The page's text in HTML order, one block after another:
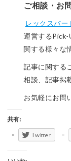
ご相談・お
レックスバー
運営するPick-
関する様々な
記事に関する
相談、記事掲
お気軽にお問
共有:
Twitter